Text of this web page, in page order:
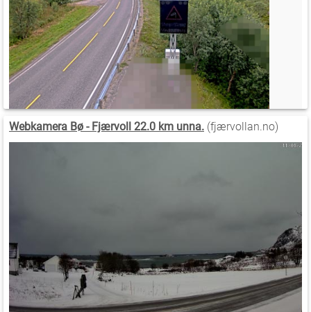
Webkamera Bø - Fjærvoll 22.0 km unna. (fjærvollan.no)